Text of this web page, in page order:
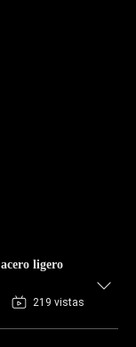
ligero
219 vistas